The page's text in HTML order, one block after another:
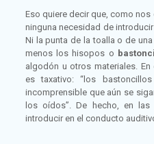
Eso quiere decir que, como
ninguna necesidad de
Ni la punta de la toalla o de
menos los hisopos o
algodón u otros materiales.
es taxativo: “los
incomprensible que aún se
los oídos”. De hecho, en
introducir en el conducto